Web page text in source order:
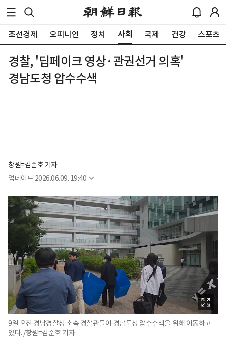
조선경제 오피니언 정치 사회 국제 건강 스포츠
경찰, '딥페이크 영상·관권선거 의혹'
경남도청 압수수색
창원=김준호 기자
업데이트 2026.06.09. 19:40
9일 오전 경남경찰청 소속 경찰관들이 경남도청 압수수색을 위해 이동하고
있다. /창원=김준호 기자